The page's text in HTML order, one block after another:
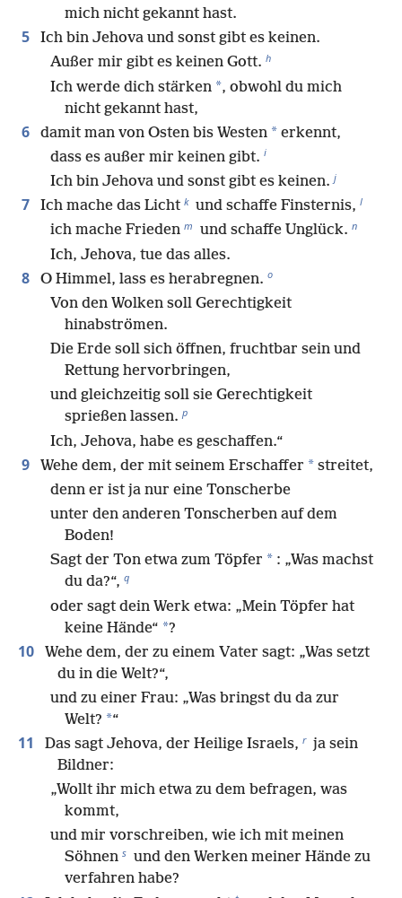
mich nicht gekannt hast.
5
Ich bin Jehova und sonst gibt es keinen.
Außer mir gibt es keinen Gott. h
Ich werde dich stärken *, obwohl du mich
nicht gekannt hast,
6 damit man von Osten bis Westen * erkennt,
dass es außer mir keinen gibt. i
Ich bin Jehova und sonst gibt es keinen. j
7 Ich mache das Licht k und schaffe Finsternis, l
ich mache Frieden m und schaffe Unglück. n
Ich, Jehova, tue das alles.
8 O Himmel, lass es herabregnen. o
Von den Wolken soll Gerechtigkeit
hinabströmen.
Die Erde soll sich öffnen, fruchtbar sein und
Rettung hervorbringen,
und gleichzeitig soll sie Gerechtigkeit
sprießen lassen. p
Ich, Jehova, habe es geschaffen.“
9 Wehe dem, der mit seinem Erschaffer * streitet,
denn er ist ja nur eine Tonscherbe
unter den anderen Tonscherben auf dem
Boden!
Sagt der Ton etwa zum Töpfer * : „Was machst
du da?“, q
oder sagt dein Werk etwa: „Mein Töpfer hat
keine Hände“ *?
10
Wehe dem, der zu einem Vater sagt: „Was setzt
du in die Welt?“,
und zu einer Frau: „Was bringst du da zur
Welt? *“
11 Das sagt Jehova, der Heilige Israels, r ja sein
Bildner:
„Wollt ihr mich etwa zu dem befragen, was
kommt,
und mir vorschreiben, wie ich mit meinen
Söhnen s und den Werken meiner Hände zu
verfahren habe?